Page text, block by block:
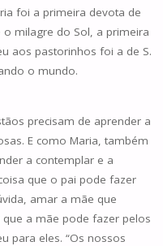
foi a primeira devota de
o milagre do Sol, a primeira
aos pastorinhos foi a de S.
o mundo.
precisam de aprender a
E como Maria, também
a contemplar e a
que o pai pode fazer
amar a mãe que
que a mãe pode fazer pelos
para eles. “Os nossos